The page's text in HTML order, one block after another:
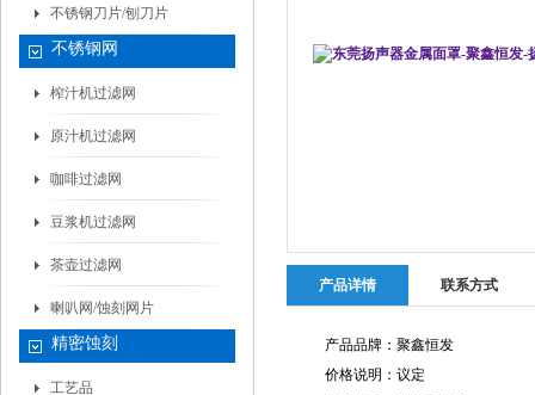
不锈钢刀片/刨刀片
不锈钢网
榨汁机过滤网
原汁机过滤网
咖啡过滤网
豆浆机过滤网
茶壶过滤网
喇叭网/蚀刻网片
精密蚀刻
工艺品
产品详情 联系方式
产品品牌：聚鑫恒发
价格说明：议定